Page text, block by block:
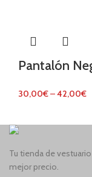
Pantalón
30,00€–42,00€
Tu tienda de
mejor precio.